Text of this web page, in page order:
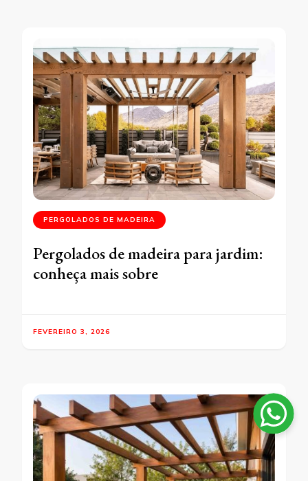
PERGOLADOS DE MADEIRA
Pergolados de madeira para jardim:
conheça mais sobre
FEVEREIRO 3, 2026